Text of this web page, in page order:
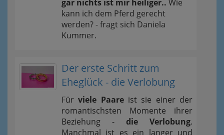
gar nichts ist mir heiliger.. Wie
kann ich dem Pferd gerecht
werden? - fragt sich Daniela
Kummer.
Der erste Schritt zum
Eheglück - die Verlobung
Fürviele Paareist sie einer der
romantischsten Momente ihrer
Beziehung - die Verlobung.
Manchmal ist es ein langer und